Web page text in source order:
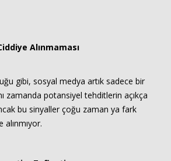
Alınmaması
gibi, sosyal medya artık sadece bir
zamanda potansiyel tehditlerin açıkça
bu sinyaller çoğu zaman ya fark